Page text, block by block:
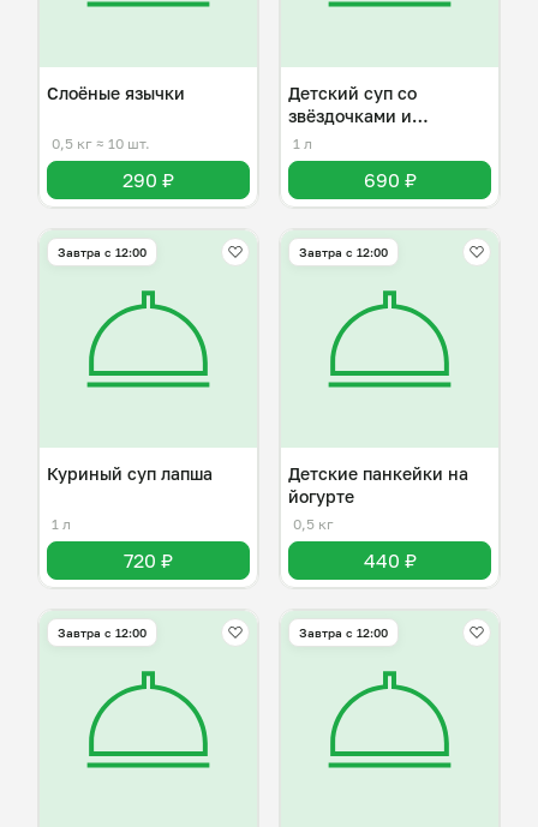
Слоёные язычки
0,5 кг ≈ 10 шт.
290 ₽
Детский суп со
звёздочками и
фрикадельками
1 л
690 ₽
Завтра c 12:00
Куриный суп лапша
1 л
720 ₽
Завтра c 12:00
Детские панкейки на
йогурте
0,5 кг
440 ₽
Завтра c 12:00 Завтра c 12:00